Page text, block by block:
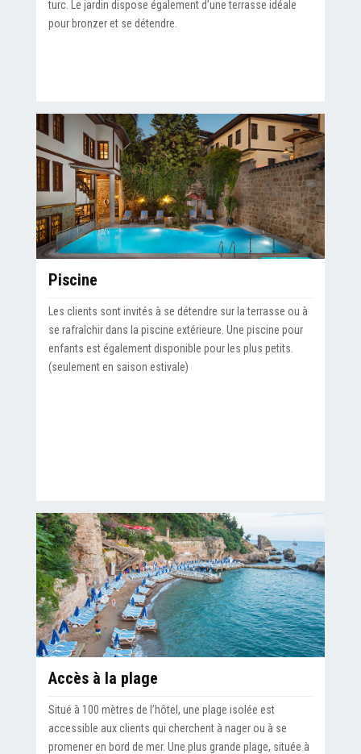
turc. Le jardin dispose également d’une terrasse idéale
pour bronzer et se détendre.
Piscine
Les clients sont invités à se détendre sur la terrasse ou à
se rafraîchir dans la piscine extérieure. Une piscine pour
enfants est également disponible pour les plus petits.
(seulement en saison estivale)
Accès à la plage
Situé à 100 mètres de l’hôtel, une plage isolée est
accessible aux clients qui cherchent à nager ou à se
promener en bord de mer. Une plus grande plage, située à